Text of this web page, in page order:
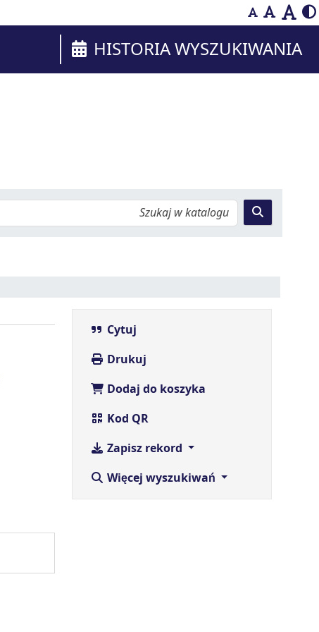
HISTORIA WYSZUKIWANIA
Cytuj
Drukuj
Dodaj do koszyka
Kod QR
Zapisz rekord
Więcej wyszukiwań